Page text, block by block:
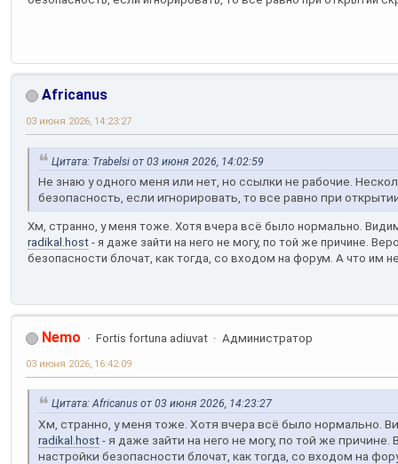
Africanus
03 июня 2026, 14:23:27
Цитата: Trabelsi от 03 июня 2026, 14:02:59
Не знаю у одного меня или нет, но ссылки не рабочие.
безопасность, если игнорировать, то все равно при
Хм, странно, у меня тоже. Хотя вчера всё было нормально.
radikal.host - я даже зайти на него не могу, по той же причине.
безопасности блочат, как тогда, со входом на форум. А что им
Nemo Fortis fortuna adiuvat Администратор
03 июня 2026, 16:42:09
Цитата: Africanus от 03 июня 2026, 14:23:27
Хм, странно, у меня тоже. Хотя вчера всё было нормально.
radikal.host- я даже зайти на него не могу, по той же
настройки безопасности блочат, как тогда, со входом на